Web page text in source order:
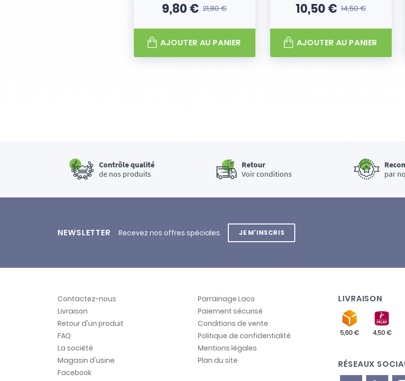
Prix
9,80 €Prix de base
21,80 €
AJOUTER AU PANIER
Prix
10,50 €Prix de base
14,50 €
AJOUTER AU PANIER
Contrôle qualité
de nos produits
Retour
Voir conditions
par
NEWSLETTER Recevez nos offres spéciales JE M'INSCRIS
Contactez-nous
Livraison
Retour d'un produit
FAQ
La société
Magasin d'usine
Facebook
Parrainage Laco
Paiement sécurisé
Conditions de vente
Politique de confidentialité
Mentions légales
Plan du site
LIVRAISON
RÉSEAUX